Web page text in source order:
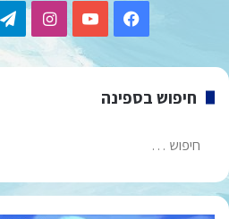
Facebook
YouTube
חיפוש בספינה